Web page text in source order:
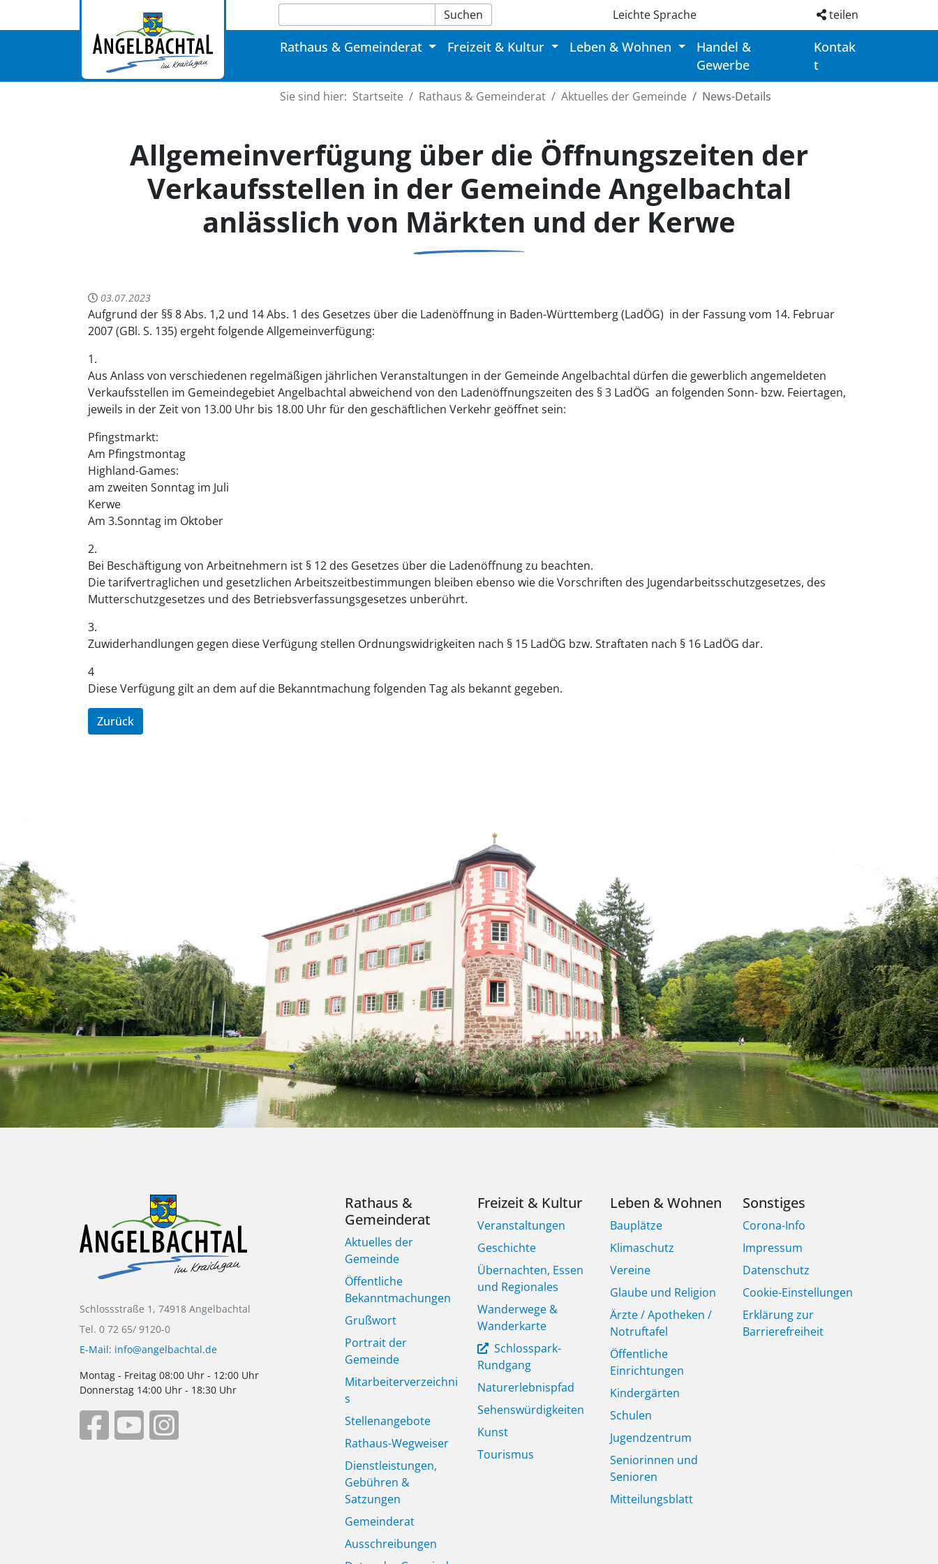
Suchen Leichte Sprache teilen
Rathaus & Gemeinderat Freizeit & Kultur Leben & Wohnen
Handel &
Gewerbe
Kontak
t
Sie sind hier: Startseite Rathaus & Gemeinderat Aktuelles der Gemeinde News-Details
Allgemeinverfügung über die Öffnungszeiten der
Verkaufsstellen in der Gemeinde Angelbachtal
anlässlich von Märkten und der Kerwe
03.07.2023
Aufgrund der §§ 8 Abs. 1,2 und 14 Abs. 1 des Gesetzes über die Ladenöffnung in Baden-Württemberg (LadÖG) in der Fassung vom 14. Februar
2007 (GBl. S. 135) ergeht folgende Allgemeinverfügung:
1.
Aus Anlass von verschiedenen regelmäßigen jährlichen Veranstaltungen in der Gemeinde Angelbachtal dürfen die gewerblich angemeldeten
Verkaufsstellen im Gemeindegebiet Angelbachtal abweichend von den Ladenöffnungszeiten des § 3 LadÖG an folgenden Sonn- bzw. Feiertagen,
jeweils in der Zeit von 13.00 Uhr bis 18.00 Uhr für den geschäftlichen Verkehr geöffnet sein:
Pfingstmarkt:
Am Pfingstmontag
Highland-Games:
am zweiten Sonntag im Juli
Kerwe
Am 3.Sonntag im Oktober
2.
Bei Beschäftigung von Arbeitnehmern ist § 12 des Gesetzes über die Ladenöffnung zu beachten.
Die tarifvertraglichen und gesetzlichen Arbeitszeitbestimmungen bleiben ebenso wie die Vorschriften des Jugendarbeitsschutzgesetzes, des
Mutterschutzgesetzes und des Betriebsverfassungsgesetzes unberührt.
3.
Zuwiderhandlungen gegen diese Verfügung stellen Ordnungswidrigkeiten nach § 15 LadÖG bzw. Straftaten nach § 16 LadÖG dar.
4
Diese Verfügung gilt an dem auf die Bekanntmachung folgenden Tag als bekannt gegeben.
Zurück
Schlossstraße 1, 74918 Angelbachtal
Tel. 0 72 65/ 9120-0
E-Mail: info@angelbachtal.de
Montag - Freitag 08:00 Uhr - 12:00 Uhr
Donnerstag 14:00 Uhr - 18:30 Uhr
Rathaus &
Gemeinderat
Aktuelles der
Gemeinde
Öffentliche
Bekanntmachungen
Grußwort
Portrait der
Gemeinde
Mitarbeiterverzeichni
s
Stellenangebote
Rathaus-Wegweiser
Dienstleistungen,
Gebühren &
Satzungen
Gemeinderat
Ausschreibungen
Freizeit & Kultur
Veranstaltungen
Geschichte
Übernachten, Essen
und Regionales
Wanderwege &
Wanderkarte
Schlosspark-
Rundgang
Naturerlebnispfad
Sehenswürdigkeiten
Kunst
Tourismus
Leben & Wohnen
Bauplätze
Klimaschutz
Vereine
Glaube und Religion
Ärzte / Apotheken /
Notruftafel
Öffentliche
Einrichtungen
Kindergärten
Schulen
Jugendzentrum
Seniorinnen und
Senioren
Mitteilungsblatt
Sonstiges
Corona-Info
Impressum
Datenschutz
Cookie-Einstellungen
Erklärung zur
Barrierefreiheit